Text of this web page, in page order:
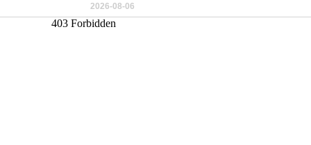
一
2026-08-06